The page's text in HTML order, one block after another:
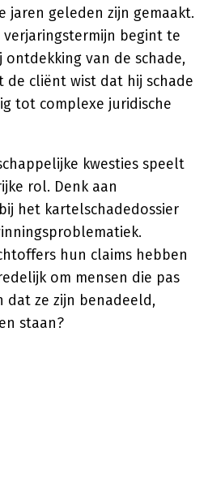
jaren geleden zijn gemaakt.
verjaringstermijn begint te
van de schade,
cliënt wist dat hij schade
tot complexe juridische
kwesties speelt
rol. Denk aan
het kartelschadedossier
hun claims hebben
om mensen die pas
ze zijn benadeeld,
staan?